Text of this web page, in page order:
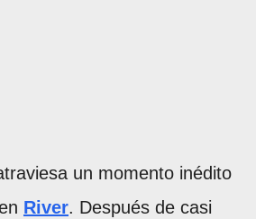
un momento inédito
River. Después de casi